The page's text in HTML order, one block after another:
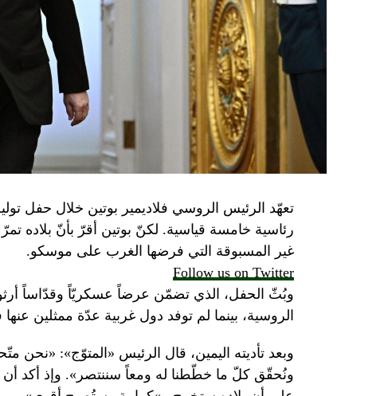
تعهّد الرئيس الروسي فلاديمير بوتين خلال حفل
رئاسية خامسة قياسية. لكنّ بوتين أقرّ بأنّ بلاده
غير المسبوقة التي فرضها الغرب على موسكو.
Follow us on Twitter
وبُثّ الحفل، الذي تضمّن عرضاً عسكريّاً وقدّاساً
الروسية، بينما لم توفد دول غربية عدّة ممثلين
وبعد تأديته اليمين، قال الرئيس «المتوّج»: «نحن
ونُحقّق كلّ ما خطّطنا له ومعاً سننتصر». وإذ أكد أن